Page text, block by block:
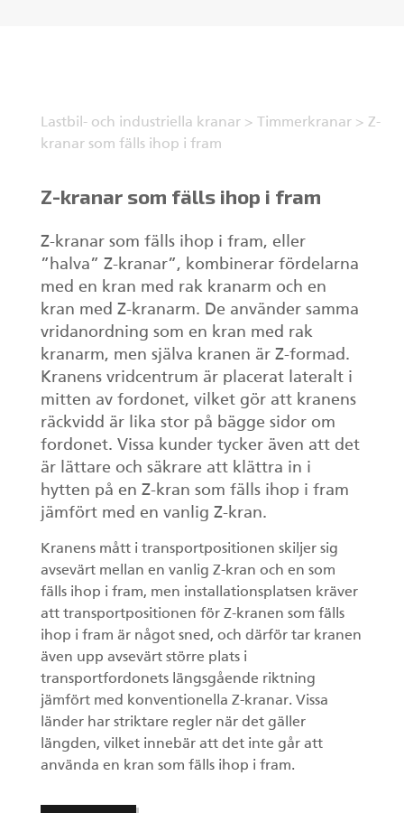
Gripar I
Lastbil- och industriella kranar > Timmerkranar > Z-
kranar som fälls ihop i fram
Z-kranar som fälls ihop i fram
Z-kranar som fälls ihop i fram, eller
”halva” Z-kranar”, kombinerar fördelarna
med en kran med rak kranarm och en
kran med Z-kranarm. De använder samma
vridanordning som en kran med rak
kranarm, men själva kranen är Z-formad.
Kranens vridcentrum är placerat lateralt i
mitten av fordonet, vilket gör att kranens
räckvidd är lika stor på bägge sidor om
fordonet. Vissa kunder tycker även att det
är lättare och säkrare att klättra in i
hytten på en Z-kran som fälls ihop i fram
jämfört med en vanlig Z-kran.
Kranens mått i transportpositionen skiljer sig
avsevärt mellan en vanlig Z-kran och en som
fälls ihop i fram, men installationsplatsen kräver
att transportpositionen för Z-kranen som fälls
ihop i fram är något sned, och därför tar kranen
även upp avsevärt större plats i
transportfordonets längsgående riktning
jämfört med konventionella Z-kranar. Vissa
länder har striktare regler när det gäller
längden, vilket innebär att det inte går att
använda en kran som fälls ihop i fram.